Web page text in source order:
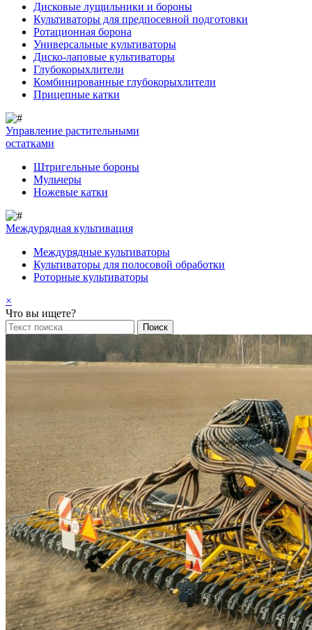
Дисковые лущильники и бороны
Культиваторы для предпосевной подготовки
Ротационная борона
Универсальные культиваторы
Диско-лаповые культиваторы
Глубокорыхлители
Комбинированные глубокорыхлители
Прицепные катки
Управление растительными
остатками
Штригельные бороны
Мульчеры
Ножевые катки
Междурядная культивация
Междурядные культиваторы
Культиваторы для полосовой обработки
Роторные культиваторы
×
Что вы ищете?